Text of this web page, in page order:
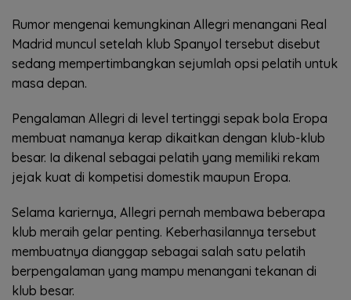
Rumor mengenai kemungkinan Allegri menangani Real
Madrid muncul setelah klub Spanyol tersebut disebut
sedang mempertimbangkan sejumlah opsi pelatih untuk
masa depan.
Pengalaman Allegri di level tertinggi sepak bola Eropa
membuat namanya kerap dikaitkan dengan klub-klub
besar. Ia dikenal sebagai pelatih yang memiliki rekam
jejak kuat di kompetisi domestik maupun Eropa.
Selama kariernya, Allegri pernah membawa beberapa
klub meraih gelar penting. Keberhasilannya tersebut
membuatnya dianggap sebagai salah satu pelatih
berpengalaman yang mampu menangani tekanan di
klub besar.